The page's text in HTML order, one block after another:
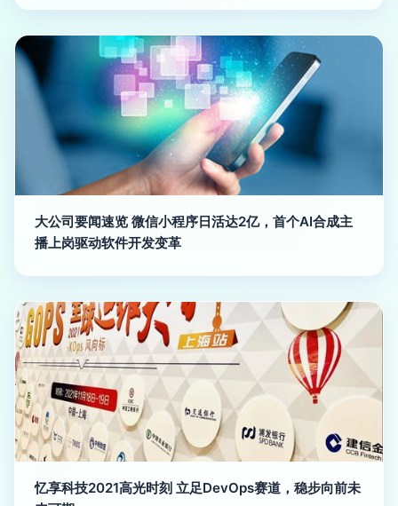
大公司要闻速览 微信小程序日活达2亿，首个AI合成主
播上岗驱动软件开发变革
忆享科技2021高光时刻 立足DevOps赛道，稳步向前未